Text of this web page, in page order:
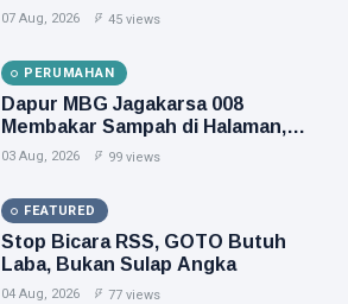
dan Arus Kas Operasi Negatif
07 Aug, 2026 45 views
PERUMAHAN
Dapur MBG Jagakarsa 008
Membakar Sampah di Halaman,
Inilah Gambarnya
03 Aug, 2026 99 views
FEATURED
Stop Bicara RSS, GOTO Butuh
Laba, Bukan Sulap Angka
04 Aug, 2026 77 views